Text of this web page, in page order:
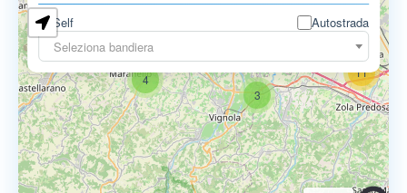
Self
Autostrada
Seleziona bandiera
4
11
9
3
11